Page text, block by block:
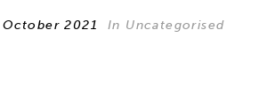
October 2021 In Uncategorised